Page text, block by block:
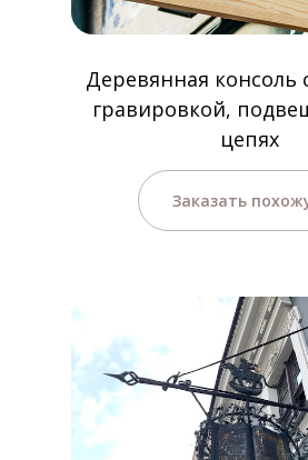
Деревянная консоль
гравировкой,
цепях
Заказать